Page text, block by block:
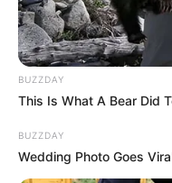
BUZZDAY
This Is What A Bear Did
BUZZDAY
Wedding Photo Goes